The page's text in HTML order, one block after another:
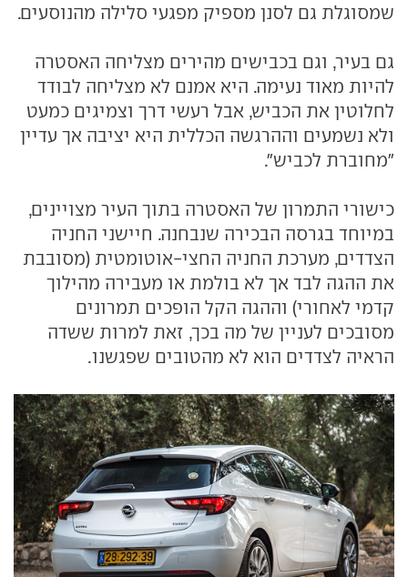
שמסוגלת גם לסנן מספיק מפגעי סלילה מהנוסעים.
גם בעיר, וגם בכבישים מהירים מצליחה האסטרה
להיות מאוד נעימה. היא אמנם לא מצליחה לבודד
לחלוטין את הכביש, אבל רעשי דרך וצמיגים כמעט
ולא נשמעים וההרגשה הכללית היא יציבה אך עדיין
"מחוברת לכביש".
כישורי התמרון של האסטרה בתוך העיר מצויינים,
במיוחד בגרסה הבכירה שנבחנה. חיישני החניה
הצדדים, מערכת החניה החצי-אוטומטית (מסובבת
את ההגה לבד אך לא בולמת או מעבירה מהילוך
קדמי לאחורי) וההגה הקל הופכים תמרונים
מסובכים לעניין של מה בכך, זאת למרות ששדה
הראיה לצדדים הוא לא מהטובים שפגשנו.